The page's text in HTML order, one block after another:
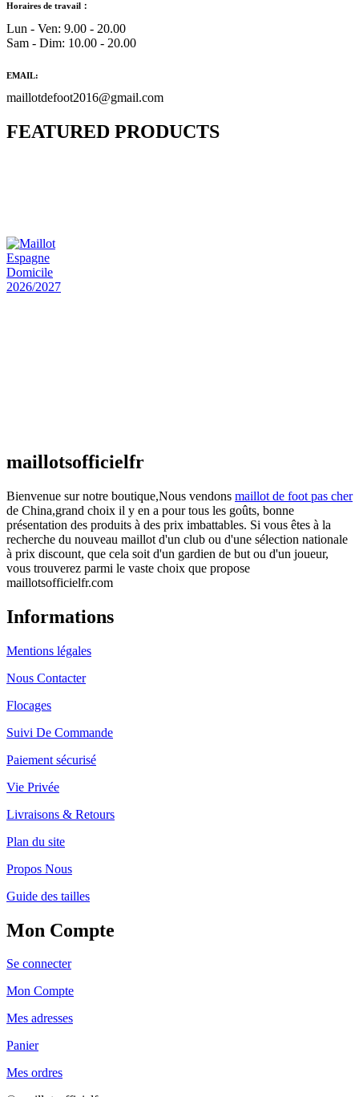
Horaires de travail：
Lun - Ven: 9.00 - 20.00
Sam - Dim: 10.00 - 20.00
EMAIL:
maillotdefoot2016@gmail.com
FEATURED PRODUCTS
maillotsofficielfr
Bienvenue sur notre boutique,Nous vendons maillot de foot pas cher
de China,grand choix il y en a pour tous les goûts, bonne
présentation des produits à des prix imbattables. Si vous êtes à la
recherche du nouveau maillot d'un club ou d'une sélection nationale
à prix discount, que cela soit d'un gardien de but ou d'un joueur,
vous trouverez parmi le vaste choix que propose
maillotsofficielfr.com
Informations
Mentions légales
Nous Contacter
Flocages
Suivi De Commande
Paiement sécurisé
Vie Privée
Livraisons & Retours
Plan du site
Propos Nous
Guide des tailles
Mon Compte
Se connecter
Mon Compte
Mes adresses
Panier
Mes ordres